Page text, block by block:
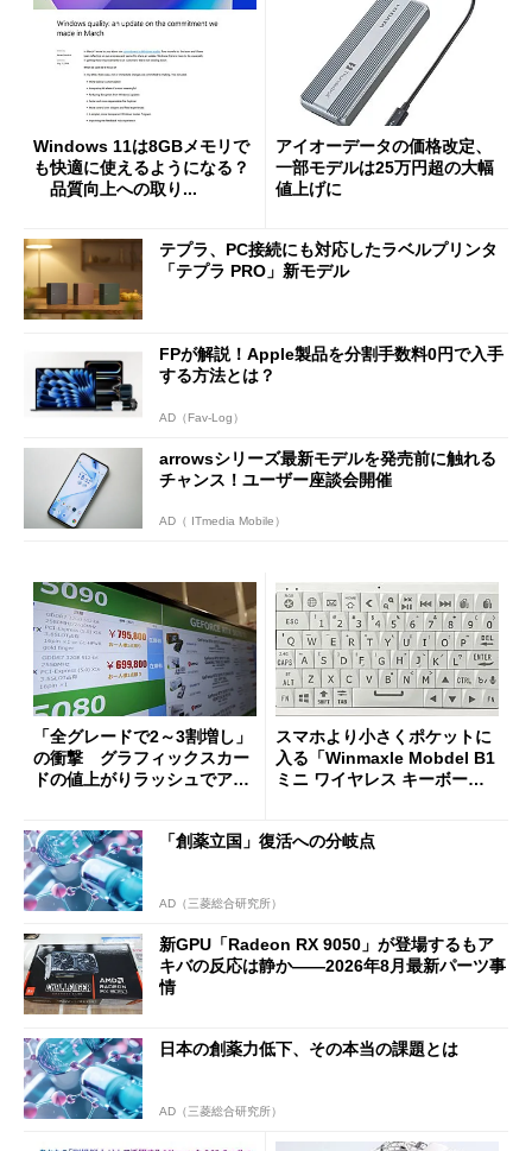
Windows 11は8GBメモリで
も快適に使えるようになる？
品質向上への取り...
アイオーデータの価格改定、
一部モデルは25万円超の大幅
値上げに
テプラ、PC接続にも対応したラベルプリンタ
「テプラ PRO」新モデル
FPが解説！Apple製品を分割手数料0円で入手
する方法とは？
AD（Fav-Log）
arrowsシリーズ最新モデルを発売前に触れる
チャンス！ユーザー座談会開催
AD（ ITmedia Mobile）
「全グレードで2～3割増し」
の衝撃 グラフィックスカー
ドの値上がりラッシュでアキ
スマホより小さくポケットに
入る「Winmaxle Mobdel B1
ミニ ワイヤレス キーボー
「創薬立国」復活への分岐点
AD（三菱総合研究所）
新GPU「Radeon RX 9050」が登場するもア
キバの反応は静か――2026年8月最新パーツ事
情
日本の創薬力低下、その本当の課題とは
AD（三菱総合研究所）